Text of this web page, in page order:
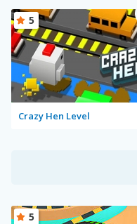
Crazy Hen Level
5
5